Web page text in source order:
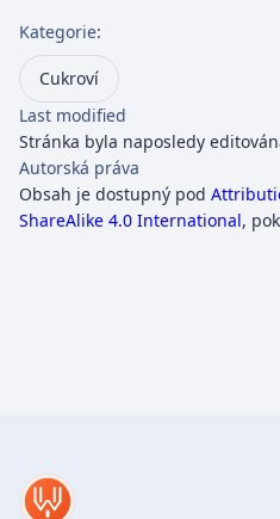
Kategorie:
Cukroví
Last modified
Stránka byla naposledy
Autorská práva
Obsah je dostupný pod
ShareAlike 4.0 International,